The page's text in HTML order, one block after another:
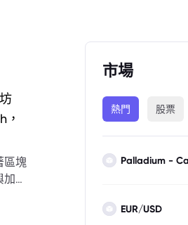
，
區塊
密
市場
熱門 股票
Palladium -
EUR/USD